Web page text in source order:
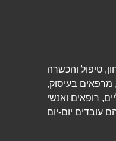
כ– 30 שנה כלי אבחון, טיפול והכשרה
מרפאים בעיסוק,
רופאים ואנשי